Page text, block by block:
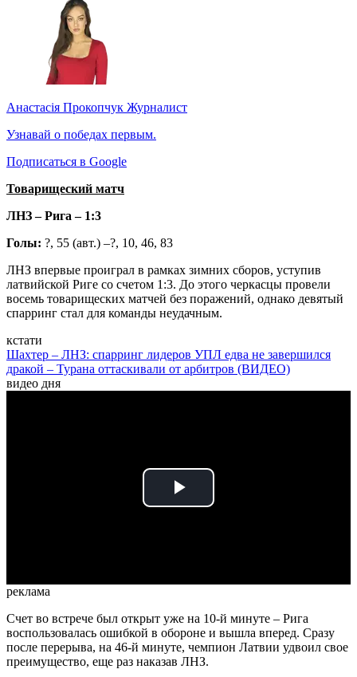
Анастасія Прокопчук Журналист
Узнавай о победах первым.
Подписаться в Google
Товарищеский матч
ЛНЗ – Рига – 1:3
Голы: ?, 55 (авт.) –?, 10, 46, 83
ЛНЗ впервые проиграл в рамках зимних сборов, уступив
латвийской Риге со счетом 1:3. До этого черкасцы провели
восемь товарищеских матчей без поражений, однако девятый
спарринг стал для команды неудачным.
кстати
Шахтер – ЛНЗ: спарринг лидеров УПЛ едва не завершился
дракой – Турана оттаскивали от арбитров (ВИДЕО)
видео дня
Play
реклама
Счет во встрече был открыт уже на 10-й минуте – Рига
воспользовалась ошибкой в обороне и вышла вперед. Сразу
после перерыва, на 46-й минуте, чемпион Латвии удвоил свое
преимущество, еще раз наказав ЛНЗ.